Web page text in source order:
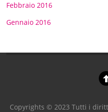
Febbraio 2016
Gennaio 2016
Copyrights © 2023 Tutti i